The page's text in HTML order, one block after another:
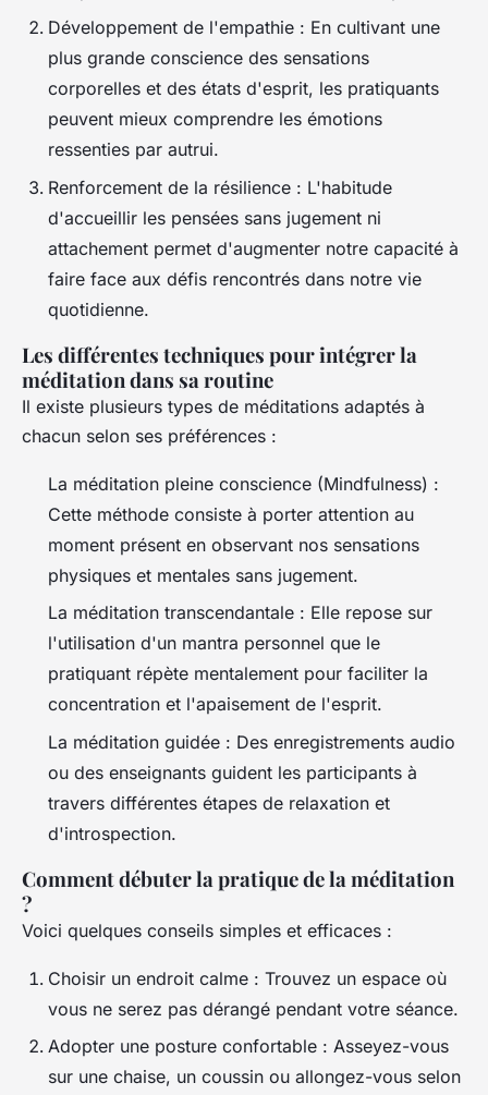
Développement de l'empathie : En cultivant une
plus grande conscience des sensations
corporelles et des états d'esprit, les pratiquants
peuvent mieux comprendre les émotions
ressenties par autrui.
Renforcement de la résilience : L'habitude
d'accueillir les pensées sans jugement ni
attachement permet d'augmenter notre capacité à
faire face aux défis rencontrés dans notre vie
quotidienne.
Les différentes techniques pour intégrer la
méditation dans sa routine
Il existe plusieurs types de méditations adaptés à
chacun selon ses préférences :
La méditation pleine conscience (Mindfulness) :
Cette méthode consiste à porter attention au
moment présent en observant nos sensations
physiques et mentales sans jugement.
La méditation transcendantale : Elle repose sur
l'utilisation d'un mantra personnel que le
pratiquant répète mentalement pour faciliter la
concentration et l'apaisement de l'esprit.
La méditation guidée : Des enregistrements audio
ou des enseignants guident les participants à
travers différentes étapes de relaxation et
d'introspection.
Comment débuter la pratique de la méditation
?
Voici quelques conseils simples et efficaces :
Choisir un endroit calme : Trouvez un espace où
vous ne serez pas dérangé pendant votre séance.
Adopter une posture confortable : Asseyez-vous
sur une chaise, un coussin ou allongez-vous selon